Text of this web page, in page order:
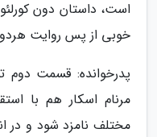
است، داستان دون
خوبی از پس روایت
پدرخوانده: قسمت